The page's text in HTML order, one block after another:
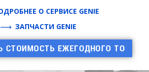
О СЕРВИСЕ GENIE
ЗАПЧАСТИ GENIE
СТОИМОСТЬ ЕЖЕГОДНОГО ТО